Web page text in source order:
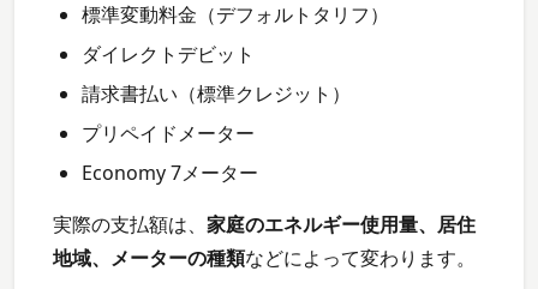
標準変動料金（デフォルトタリフ）
ダイレクトデビット
請求書払い（標準クレジット）
プリペイドメーター
Economy 7メーター
実際の支払額は、 家庭のエネルギー使用量、居住
地域、メーターの種類などによって変わります。